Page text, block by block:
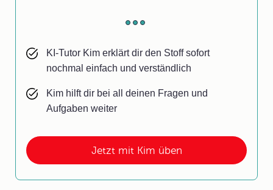
Jetzt mit Kim üben
KI-Tutor Kim erklärt dir den Stoff sofort
nochmal einfach und verständlich
Kim hilft dir bei all deinen Fragen und
Aufgaben weiter